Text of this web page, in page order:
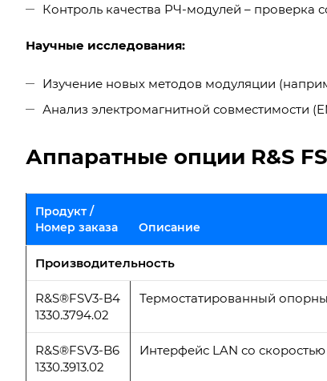
Контроль качества РЧ-модулей – проверка
Научные исследования:
Изучение новых методов модуляции
Анализ электромагнитной совместимости
Аппаратные опции R&S
Продукт /
Номер заказа
Описание
Производительность
R&S®FSV3-B4
1330.3794.02
Термостатированный
R&S®FSV3-B6
1330.3913.02
Интерфейс LAN со скоростью